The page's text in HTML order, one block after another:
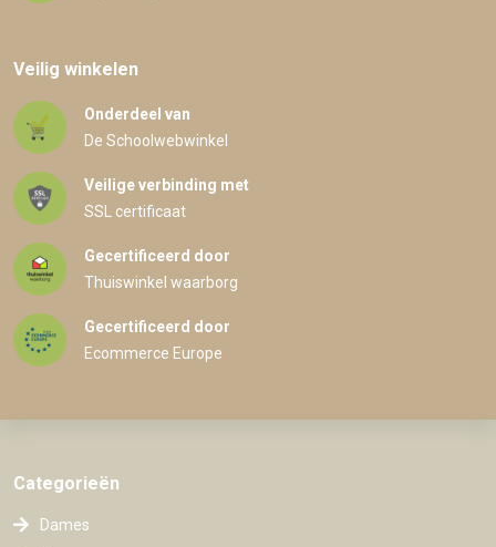
Veilig winkelen
Onderdeel van
De Schoolwebwinkel
Veilige verbinding met
SSL certificaat
Gecertificeerd door
Thuiswinkel waarborg
Gecertificeerd door
Ecommerce Europe
Categorieën
Dames